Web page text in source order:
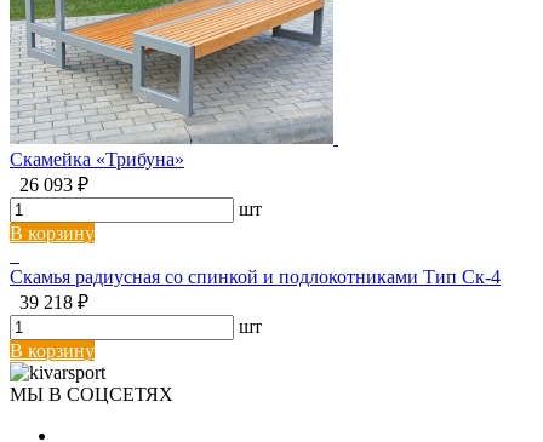
Скамейка «Трибуна»
26 093 ₽
шт
В корзину
Скамья радиусная со спинкой и подлокотниками Тип Ск-4
39 218 ₽
шт
В корзину
МЫ В СОЦСЕТЯХ